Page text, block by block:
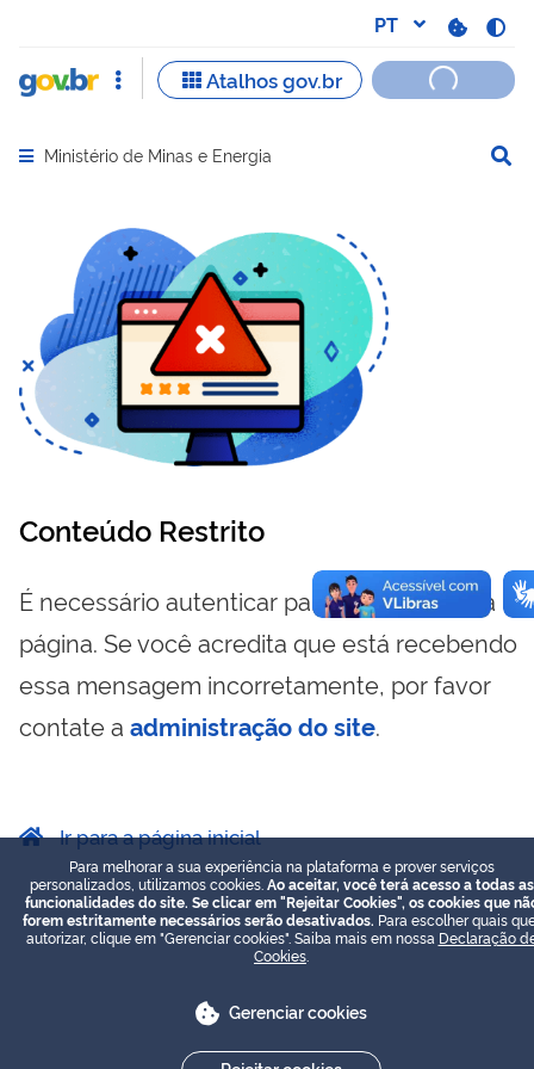
Abrir menu principal de navegação
Ministério de Minas e Energia
Conteúdo Restrito
É necessário autenticar para visualizar essa
página. Se você acredita que está recebendo
essa mensagem incorretamente, por favor
contate a administração do site.
Ir para a página inicial
Para melhorar a sua experiência na plataforma e prover serviços
personalizados, utilizamos cookies. Ao aceitar, você terá acesso a todas as
funcionalidades do site. Se clicar em "Rejeitar Cookies", os cookies que
forem estritamente necessários serão desativados. Para escolher quais
autorizar, clique em "Gerenciar cookies". Saiba mais em nossa Declaração
Cookies
Gerenciar cookies